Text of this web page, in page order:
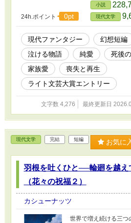
24h.ポイント 0pt
小説
現代文学
現代ファンタジー 幻想短編
泣ける物語
純愛 死後
家族愛
喪失と再生
ライト文芸大賞エントリー
文字数 4,276 最終更新日
現代文学 完結 短編 お気に
羽根を吐くひと──輪廻を越え
（花々の祝福２）
カシューナッツ
世界で増え続ける三